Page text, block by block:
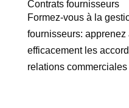
Contrats fournisseurs
Formez-vous à la
fournisseurs:
efficacement les
relations